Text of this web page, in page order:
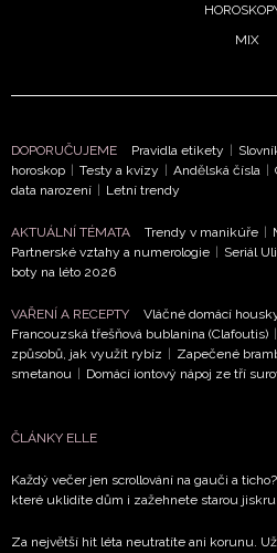
NEWSLETTER
MIX
DOPORUČUJEME Pravidla etikety |
horoskop | Testy a kvízy | Andělská čísla |
data narození | Letní trendy
AKTUÁLNÍ TÉMATA Trendy v manikúře |
Partnerské vztahy a numerologie | Seriál
boty na léto 2026
VAŘENÍ A RECEPTY Vláčné domácí
Francouzská třešňová bublanina (Clafoutis) |
způsobů, jak využít rybíz | Zapečené
smetanou | Domácí iontový nápoj ze tří
ČLÁNKY ELLE
Každý večer jen scrollování na gauči a
které uklidíte dům i zažehnete starou jiskru
Za největší hit léta neutratíte ani korunu.